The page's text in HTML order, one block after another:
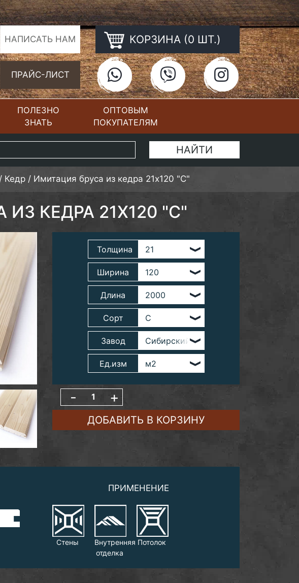
НАПИСАТЬ НАМ
ПРАЙС-ЛИСТ
КОРЗИНА (0 ШТ.)
ПОЛЕЗНО
ЗНАТЬ
ОПТОВЫМ
ПОКУПАТЕЛЯМ
КОНТАКТЫ
/ Кедр / Имитация бруса из кедра 21х120 "С"
КЕДРА 21Х120 "С"
Толщина
Ширина
Длина
Сорт
Завод
Ед.изм
- +
ДОБАВИТЬ В КОРЗИНУ
ПРИМЕНЕНИЕ
Стены
Внутренняя
отделка
Потолок